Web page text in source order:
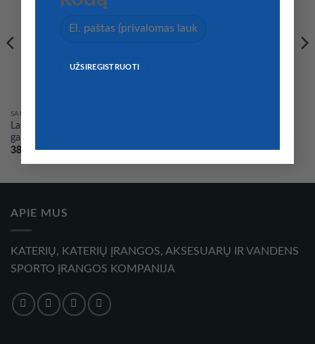
SAUGUMAS
Labai stiprus diafragminis
garsinis signalas
38,00€ – 75,00€Price
46,00€
APIE MUS
KATERIŲ, KATERIŲ ĮRANGOS, AKSESUARŲ IR VANDENS
SPORTO ĮRANGOS KOMPANIJA